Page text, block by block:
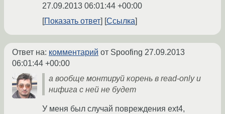
27.09.2013 06:01:44 +00:00
Показать ответ
Ссылка
Ответ на: комментарий от Spoofing 27.09.2013
06:01:44 +00:00
а вообще монтируй корень в read-only и
нифига с ней не будет
У меня был случай повреждения ext4,